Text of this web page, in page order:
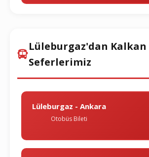
Lüleburgaz'dan Kalkan
Seferlerimiz
Lüleburgaz - Ankara
Otobüs Bileti